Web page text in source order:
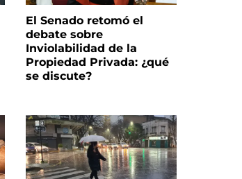
El Senado retomó el
debate sobre
Inviolabilidad de la
Propiedad Privada: ¿qué
se discute?